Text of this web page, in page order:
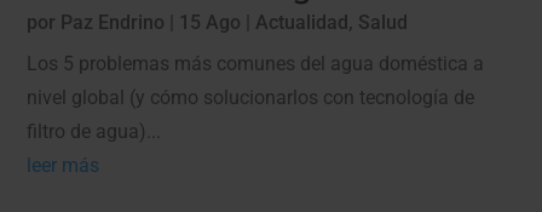
por Paz Endrino 15 Ago Actualidad, Salud
Los 5 problemas más comunes del agua doméstica a
nivel global (y cómo solucionarlos con tecnología de
filtro de agua)...
leer más